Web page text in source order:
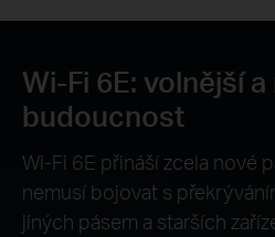
Wi-Fi 6E: volnější
budoucnost
Wi-Fi 6E přináší zcela nové
nemusí bojovat s
jiných pásem a starších